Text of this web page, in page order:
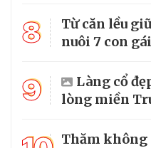
8
Từ căn lều
nuôi 7 con
9
Làng cổ
lòng miền
Thăm